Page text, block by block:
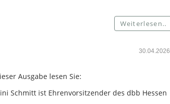
Weiterlesen..
30.04.2026
Ausgabe lesen Sie:
Schmitt ist Ehrenvorsitzender des dbb Hessen